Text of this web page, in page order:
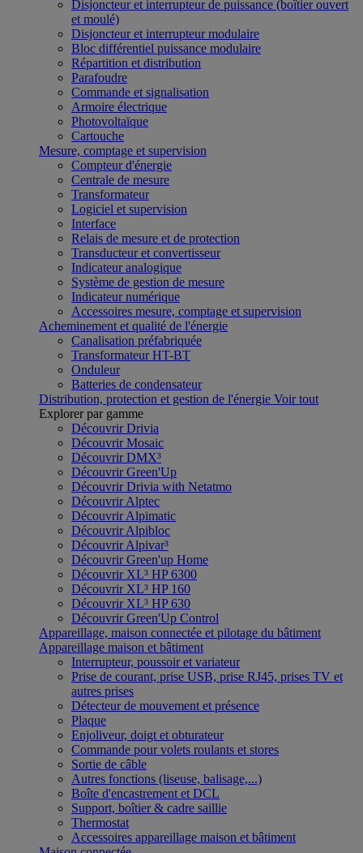
Disjoncteur et interrupteur de puissance (boîtier ouvert
et moulé)
Disjoncteur et interrupteur modulaire
Bloc différentiel puissance modulaire
Répartition et distribution
Parafoudre
Commande et signalisation
Armoire électrique
Photovoltaïque
Cartouche
Mesure, comptage et supervision
Compteur d'énergie
Centrale de mesure
Transformateur
Logiciel et supervision
Interface
Relais de mesure et de protection
Transducteur et convertisseur
Indicateur analogique
Système de gestion de mesure
Indicateur numérique
Accessoires mesure, comptage et supervision
Acheminement et qualité de l'énergie
Canalisation préfabriquée
Transformateur HT-BT
Onduleur
Batteries de condensateur
Distribution, protection et gestion de l'énergie Voir tout
Explorer par gamme
Découvrir Drivia
Découvrir Mosaic
Découvrir DMX³
Découvrir Green'Up
Découvrir Drivia with Netatmo
Découvrir Alptec
Découvrir Alpimatic
Découvrir Alpibloc
Découvrir Alpivar³
Découvrir Green'up Home
Découvrir XL³ HP 6300
Découvrir XL³ HP 160
Découvrir XL³ HP 630
Découvrir Green'Up Control
Appareillage, maison connectée et pilotage du bâtiment
Appareillage maison et bâtiment
Interrupteur, poussoir et variateur
Prise de courant, prise USB, prise RJ45, prises TV et
autres prises
Détecteur de mouvement et présence
Plaque
Enjoliveur, doigt et obturateur
Commande pour volets roulants et stores
Sortie de câble
Autres fonctions (liseuse, balisage,...)
Boîte d'encastrement et DCL
Support, boîtier & cadre saillie
Thermostat
Accessoires appareillage maison et bâtiment